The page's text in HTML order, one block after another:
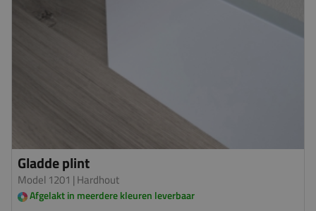
Gladde plint
Model 1201 | Hardhout
Afgelakt in meerdere kleuren leverbaar